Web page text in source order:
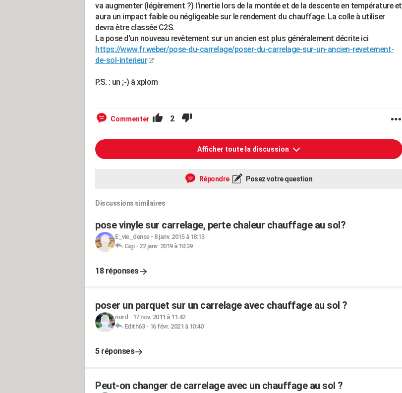
va augmenter (légèrement ?) l'inertie lors de la montée et de la descente en température et
aura un impact faible ou négligeable sur le rendement du chauffage. La colle à utiliser
devra être classée C2S.
La pose d'un nouveau revêtement sur un ancien est plus généralement décrite ici
https://www.fr.weber/pose-du-carrelage/poser-du-carrelage-sur-un-ancien-revetement-
de-sol-interieur
P.S. : un ;-) à xplom
Commenter 2
Afficher toute la discussion
Répondre Posez votre question
Discussions similaires
pose vinyle sur carrelage, perte chaleur chauffage au sol?
E_vie_dense- 8 janv. 2015 à 18:13
Gigi- 22 janv. 2019 à 10:39
18 réponses
poser un parquet sur un carrelage avec chauffage au sol ?
nord - 17 nov. 2011 à 11:42
Edith63- 16 févr. 2021 à 10:40
5 réponses
Peut-on changer de carrelage avec un chauffage au sol ?